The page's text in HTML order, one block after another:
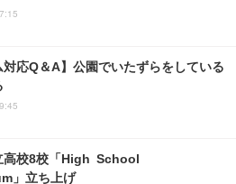
対応Q＆A】公園でいたずらをしている
高校8校「High School
」立ち上げ